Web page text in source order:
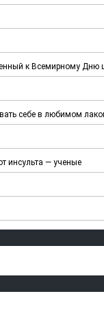
к Всемирному Дню
себе в любимом
инсульта — ученые